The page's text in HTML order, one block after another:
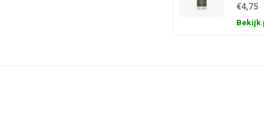
€4,75
Bekijk